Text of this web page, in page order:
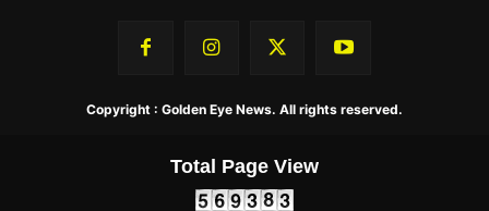
Copyright : Golden Eye News. All rights reserved.
Total Page View